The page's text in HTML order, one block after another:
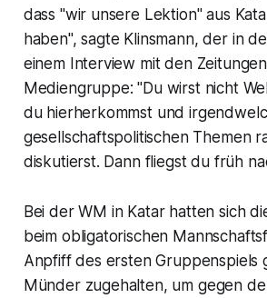
dass "wir unsere Lektion" aus
haben", sagte Klinsmann, der in
einem Interview mit den
Mediengruppe: "Du wirst nicht
du hierherkommst und
gesellschaftspolitischen Themen
diskutierst. Dann fliegst du früh
Bei der WM in Katar hatten sich
beim obligatorischen
Anpfiff des ersten Gruppenspiels
Münder zugehalten, um gegen